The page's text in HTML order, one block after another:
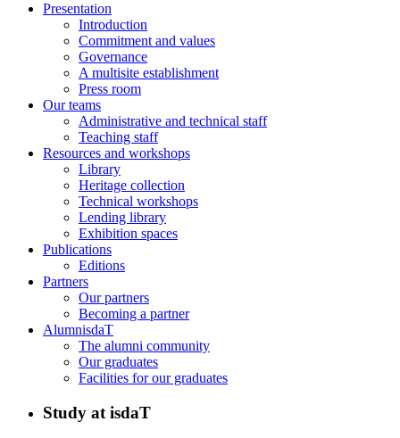
Presentation
Introduction
Commitment and values
Governance
A multisite establishment
Press room
Our teams
Administrative and technical staff
Teaching staff
Resources and workshops
Library
Heritage collection
Technical workshops
Lending library
Exhibition spaces
Publications
Editions
Partners
Our partners
Becoming a partner
AlumnisdaT
The alumni community
Our graduates
Facilities for our graduates
Study at isdaT